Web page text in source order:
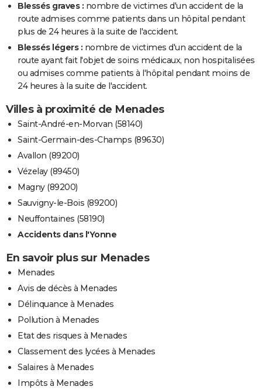
Blessés graves : nombre de victimes d'un accident de la
route admises comme patients dans un hôpital pendant
plus de 24 heures à la suite de l'accident.
Blessés légers : nombre de victimes d'un accident de la
route ayant fait l'objet de soins médicaux, non hospitalisées
ou admises comme patients à l'hôpital pendant moins de
24 heures à la suite de l'accident.
Villes à proximité de Menades
Saint-André-en-Morvan (58140)
Saint-Germain-des-Champs (89630)
Avallon (89200)
Vézelay (89450)
Magny (89200)
Sauvigny-le-Bois (89200)
Neuffontaines (58190)
Accidents dans l'Yonne
En savoir plus sur Menades
Menades
Avis de décès à Menades
Délinquance à Menades
Pollution à Menades
Etat des risques à Menades
Classement des lycées à Menades
Salaires à Menades
Impôts à Menades